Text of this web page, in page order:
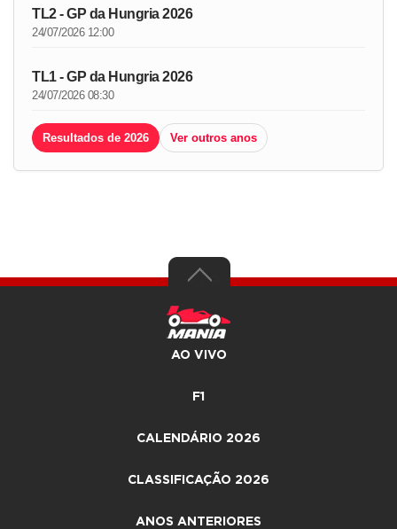
TL2 - GP da Hungria 2026
24/07/2026 12:00
TL1 - GP da Hungria 2026
24/07/2026 08:30
Resultados de 2026 Ver outros anos
AO VIVO
F1
CALENDÁRIO 2026
CLASSIFICAÇÃO 2026
ANOS ANTERIORES